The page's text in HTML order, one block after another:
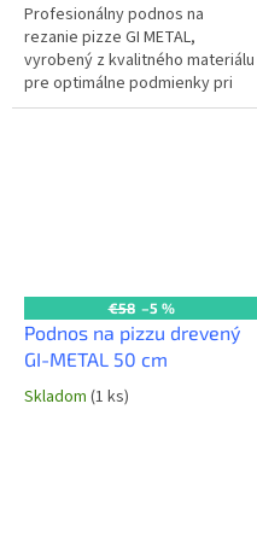
Profesionálny podnos na
rezanie pizze GI METAL,
vyrobený z kvalitného materiálu
pre optimálne podmienky pri
krájaní a servírovaní pizze. Jeho
€58 –5 %
Podnos na pizzu drevený
GI-METAL 50 cm
Skladom (1 ks)